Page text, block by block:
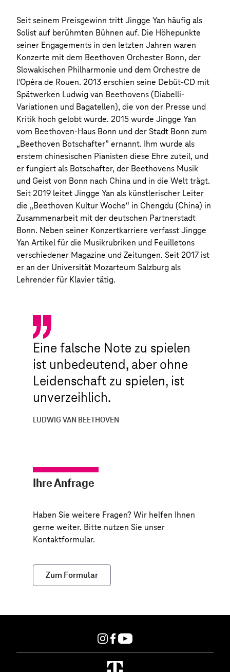
Seit seinem Preisgewinn tritt Jingge Yan häufig als
Solist auf berühmten Bühnen auf. Die Höhepunkte
seiner Engagements in den letzten Jahren waren
Konzerte mit dem Beethoven Orchester Bonn, der
Slowakischen Philharmonie und dem Orchestre de
l'Opéra de Rouen. 2013 erschien seine Debüt-CD mit
Spätwerken Ludwig van Beethovens (Diabelli-
Variationen und Bagatellen), die von der Presse und
Kritik hoch gelobt wurde. 2015 wurde Jingge Yan
vom Beethoven-Haus Bonn und der Stadt Bonn zum
„Beethoven Botschafter” ernannt. Ihm wurde als
erstem chinesischen Pianisten diese Ehre zuteil, und
er fungiert als Botschafter, der Beethovens Musik
und Geist von Bonn nach China und in die Welt trägt.
Seit 2019 leitet Jingge Yan als künstlerischer Leiter
die „Beethoven Kultur Woche“ in Chengdu (China) in
Zusammenarbeit mit der deutschen Partnerstadt
Bonn. Neben seiner Konzertkarriere verfasst Jingge
Yan Artikel für die Musikrubriken und Feuilletons
verschiedener Magazine und Zeitungen. Seit 2017 ist
er an der Universität Mozarteum Salzburg als
Lehrender für Klavier tätig.
Eine falsche Note zu spielen
ist unbedeutend, aber ohne
Leidenschaft zu spielen, ist
unverzeihlich.
LUDWIG VAN BEETHOVEN
Ihre Anfrage
Haben Sie weitere Fragen? Wir helfen Ihnen
gerne weiter. Bitte nutzen Sie unser
Kontaktformular.
Zum Formular